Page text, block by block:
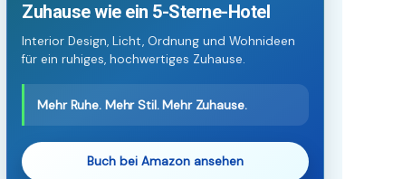
Zuhause wie ein 5-Sterne-Hotel
Interior Design, Licht, Ordnung und Wohnideen
für ein ruhiges, hochwertiges Zuhause.
Mehr Ruhe. Mehr Stil. Mehr Zuhause.
Buch bei Amazon ansehen